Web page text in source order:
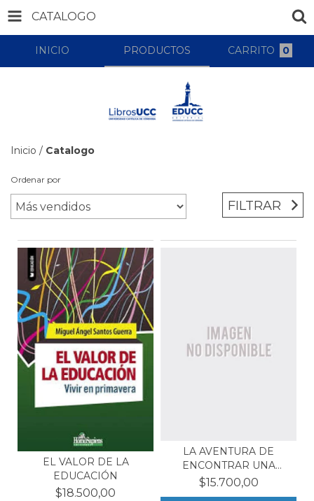
CATALOGO
INICIO PRODUCTOS CARRITO 0
Inicio / Catalogo
Ordenar por
FILTRAR
EL VALOR DE LA
EDUCACIÓN
$18.500,00
LA AVENTURA DE
ENCONTRAR UNA
VOCACIÓN
$15.700,00